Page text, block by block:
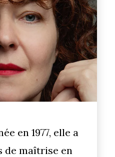
en 1977, elle a
de maîtrise en